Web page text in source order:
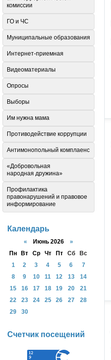
комиссии
ГО и ЧС
Муниципальные образования
Интернет-приемная
Видеоматериалы
Опросы
Выборы
Им нужна мама
Противодействие коррупции
Антимонопольный комплаенс
«Добровольная
народная дружина»
Профилактика
правонарушений и правовое
информирование
Календарь
« Июнь 2026 »
Пн
Вт Ср Чт Пт Сб
Вс
1
2 3 4 5 6
7
8
9 10 11 12 13
14
15
16 17 18 19 20
21
22
23 24 25 26 27
28
29
30
Счетчик посещений